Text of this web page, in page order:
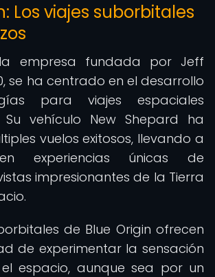
Los viajes suborbitales
la empresa fundada por Jeff
se ha centrado en el desarrollo
para viajes espaciales
Su vehículo New Shepard ha
vuelos exitosos, llevando a
experiencias únicas de
impresionantes de la Tierra
de Blue Origin ofrecen
de experimentar la sensación
espacio, aunque sea por un